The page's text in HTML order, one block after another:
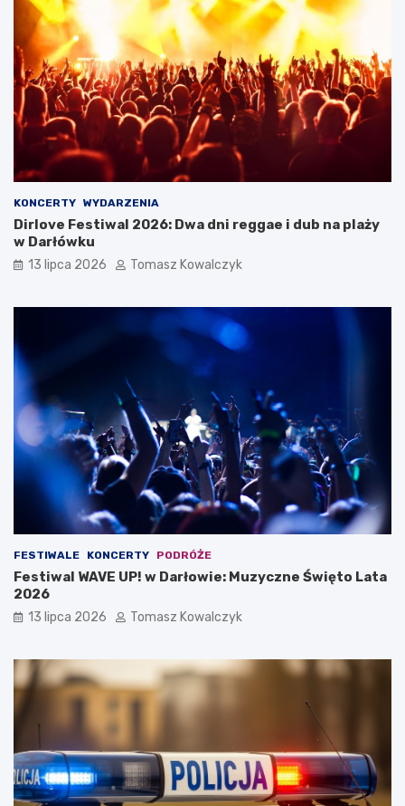
KONCERTY WYDARZENIA
Dirlove Festiwal 2026: Dwa dni reggae i dub na plaży
w Darłówku
13 lipca 2026 Tomasz Kowalczyk
FESTIWALE KONCERTY PODRÓŻE
Festiwal WAVE UP! w Darłowie: Muzyczne Święto Lata
2026
13 lipca 2026 Tomasz Kowalczyk